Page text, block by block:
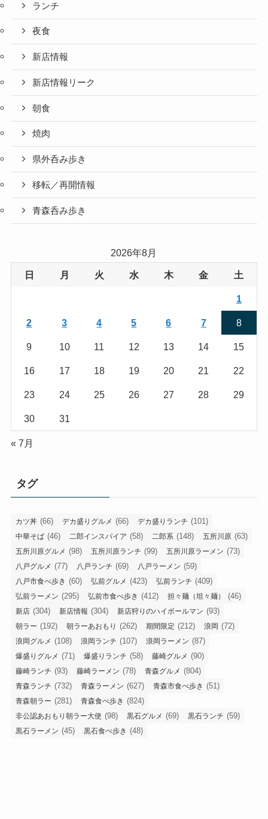
ランチ
夜食
新店情報
新店情報リーク
朝食
焼肉
県外呑み歩き
移転／再開情報
青森呑み歩き
2026年8月
日 月 火 水 木 金 土
1
2 3 4 5 6 7 8
9 10 11 12 13 14 15
16 17 18 19 20 21 22
23 24 25 26 27 28 29
30 31
« 7月
タグ
カツ丼 (66) デカ盛りグルメ (66) デカ盛りランチ (101)
中華そば (46) 二郎インスパイア (58) 二郎系 (148) 五所川原 (63)
五所川原グルメ (98) 五所川原ランチ (99) 五所川原ラーメン (73)
八戸グルメ (77) 八戸ランチ (69) 八戸ラーメン (59)
八戸市食べ歩き (60) 弘前グルメ (423) 弘前ランチ (409)
弘前ラーメン (295) 弘前市食べ歩き (412) 担々麺（坦々麺） (46)
新店 (304) 新店情報 (304) 新店狩りのハイボールマン (93)
朝ラー (192) 朝ラーあおもり (262) 期間限定 (212) 浪岡 (72)
浪岡グルメ (108) 浪岡ランチ (107) 浪岡ラーメン (87)
爆盛りグルメ (71) 爆盛りランチ (58) 藤崎グルメ (90)
藤崎ランチ (93) 藤崎ラーメン (78) 青森グルメ (804)
青森ランチ (732) 青森ラーメン (627) 青森市食べ歩き (51)
青森朝ラー (281) 青森食べ歩き (824)
非公認あおもり朝ラー大使 (98) 黒石グルメ (69) 黒石ランチ (59)
黒石ラーメン (45) 黒石食べ歩き (48)